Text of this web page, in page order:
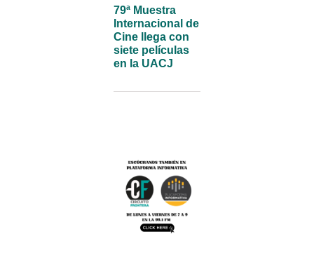
79ª Muestra
Internacional de
Cine llega con
siete películas
en la UACJ